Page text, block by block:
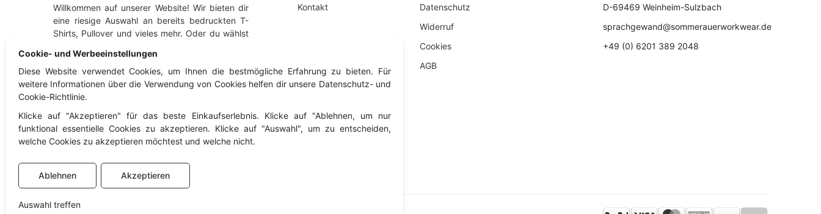
Cookie- und Werbeeinstellungen
Diese Website verwendet Cookies, um Ihnen die bestmögliche Erfahrung zu bieten. Für
weitere Informationen über die Verwendung von Cookies helfen dir unsere Datenschutz- und
Cookie-Richtlinie.
Klicke auf "Akzeptieren" für das beste Einkaufserlebnis. Klicke auf "Ablehnen, um nur
funktional essentielle Cookies zu akzeptieren. Klicke auf "Auswahl", um zu entscheiden,
welche Cookies zu akzeptieren möchtest und welche nicht.
Ablehnen Akzeptieren
Auswahl treffen
Willkommen auf unserer Website! Wir bieten dir
eine riesige Auswahl an bereits bedruckten T-
Shirts, Pullover und vieles mehr. Oder du wählst
Wunschartikel aus, der nur auf deine
Personalisierung wartet. Viel Spaß beim stöbern!
Besuche auch unseren Partnershop
Sommerauer Workwear
Kontakt
Datenschutz
Widerruf
Cookies
AGB
D-69469 Weinheim-Sulzbach
sprachgewand@sommerauerworkwear.de
+49 (0) 6201 389 2048